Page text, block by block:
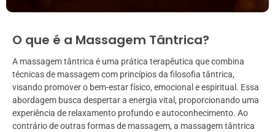
O que é a Massagem Tântrica?
A massagem tântrica é uma prática terapêutica que combina
técnicas de massagem com princípios da filosofia tântrica,
visando promover o bem-estar físico, emocional e espiritual. Essa
abordagem busca despertar a energia vital, proporcionando uma
experiência de relaxamento profundo e autoconhecimento. Ao
contrário de outras formas de massagem, a massagem tântrica